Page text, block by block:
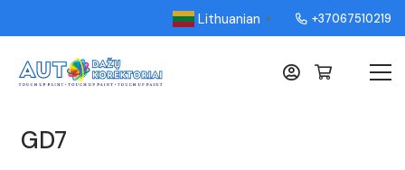
Lithuanian ▼ +37067510219
GD7